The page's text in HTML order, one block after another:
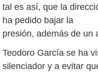
tal es así, que la
ha pedido bajar la
presión, además de un
Teodoro García se ha
silenciador y a evitar